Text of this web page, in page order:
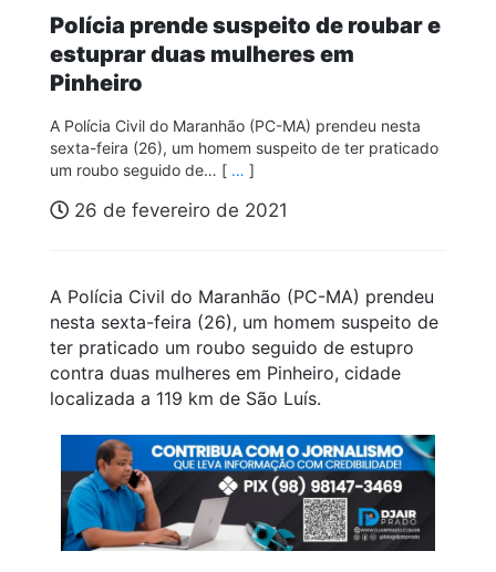
Polícia prende suspeito de roubar e
estuprar duas mulheres em
Pinheiro
A Polícia Civil do Maranhão (PC-MA) prendeu nesta
sexta-feira (26), um homem suspeito de ter praticado
um roubo seguido de… [ … ]
26 de fevereiro de 2021
A Polícia Civil do Maranhão (PC-MA) prendeu
nesta sexta-feira (26), um homem suspeito de
ter praticado um roubo seguido de estupro
contra duas mulheres em Pinheiro, cidade
localizada a 119 km de São Luís.